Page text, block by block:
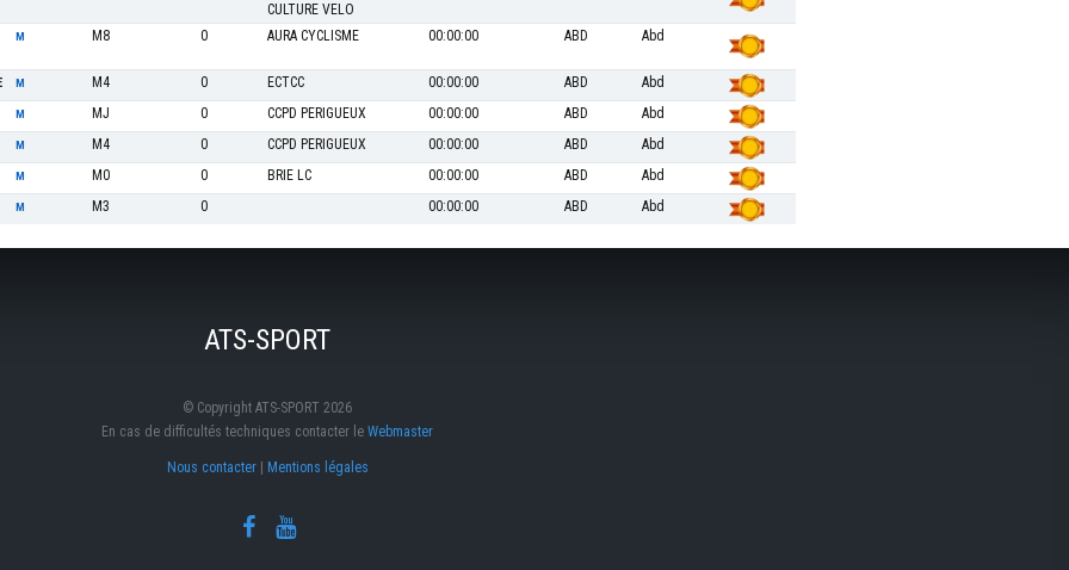
CULTURE VELO
M M8 0 AURA CYCLISME 00:00:00 ABD Abd
M M4 0 ECTCC 00:00:00 ABD Abd
M MJ 0 CCPD PERIGUEUX 00:00:00 ABD Abd
M M4 0 CCPD PERIGUEUX 00:00:00 ABD Abd
M M0 0 BRIE LC 00:00:00 ABD Abd
M M3 0 00:00:00 ABD Abd
ATS-SPORT
© Copyright ATS-SPORT 2026
En cas de difficultés techniques contacter le Webmaster
Nous contacter| Mentions légales